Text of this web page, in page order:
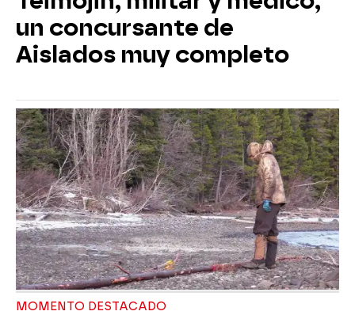
un concursante de
Aislados muy completo
MOMENTO DESTACADO